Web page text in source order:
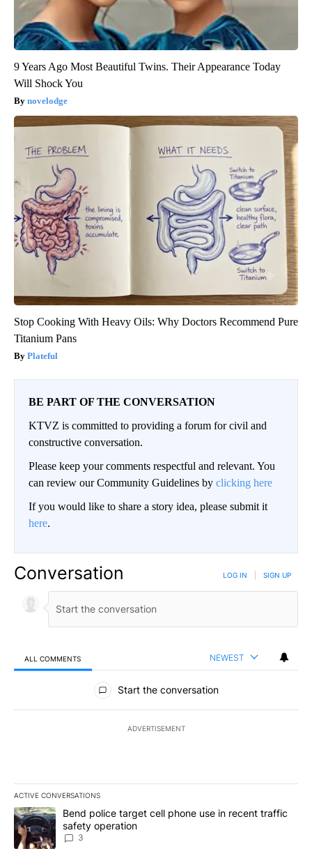
9 Years Ago Most Beautiful Twins. Their Appearance Today
Will Shock You
novelodge
Stop Cooking With Heavy Oils: Why Doctors Recommend Pure
Titanium Pans
Plateful
BE PART OF THE CONVERSATION
KTVZ is committed to providing a forum for civil and
constructive conversation.
Please keep your comments respectful and relevant. You
can review our Community Guidelines by clicking here
If you would like to share a story idea, please submit it
here.
Conversation LOG IN SIGN UP
ALL COMMENTS NEWEST
All Comments
Start the conversation
ADVERTISEMENT
ACTIVE CONVERSATIONS
The following is a list of the most commented articles in the last
A trending article titled "Bend police target cell phone use in
Bend police target cell phone use in recent traffic
safety operation
3